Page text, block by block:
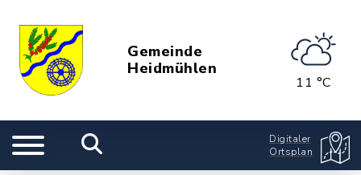
Gemeinde
Heidmühlen
11 °C
Digitaler
Ortsplan